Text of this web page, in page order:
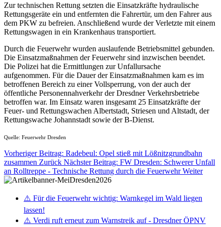
Zur technischen Rettung setzten die Einsatzkräfte hydraulische
Rettungsgeräte ein und entfernten die Fahrertür, um den Fahrer aus
dem PKW zu befreien. Anschließend wurde der Verletzte mit einem
Rettungswagen in ein Krankenhaus transportiert.
Durch die Feuerwehr wurden auslaufende Betriebsmittel gebunden.
Die Einsatzmaßnahmen der Feuerwehr sind inzwischen beendet.
Die Polizei hat die Ermittlungen zur Unfallursache
aufgenommen. Für die Dauer der Einsatzmaßnahmen kam es im
betroffenen Bereich zu einer Vollsperrung, von der auch der
öffentliche Personennahverkehr der Dresdner Verkehrsbetriebe
betroffen war. Im Einsatz waren insgesamt 25 Einsatzkräfte der
Feuer- und Rettungswachen Albertstadt, Striesen und Altstadt, der
Rettungswache Johannstadt sowie der B-Dienst.
Quelle: Feuerwehr Dresden
Vorheriger Beitrag: Radebeul: Opel stieß mit Lößnitzgrundbahn
zusammen Zurück Nächster Beitrag: FW Dresden: Schwerer Unfall
an Rolltreppe - Technische Rettung durch die FeuerwehrWeiter
⚠️ Für die Feuerwehr wichtig: Warnkegel im Wald liegen
lassen!
⚠️ Verdi ruft erneut zum Warnstreik auf - Dresdner ÖPNV